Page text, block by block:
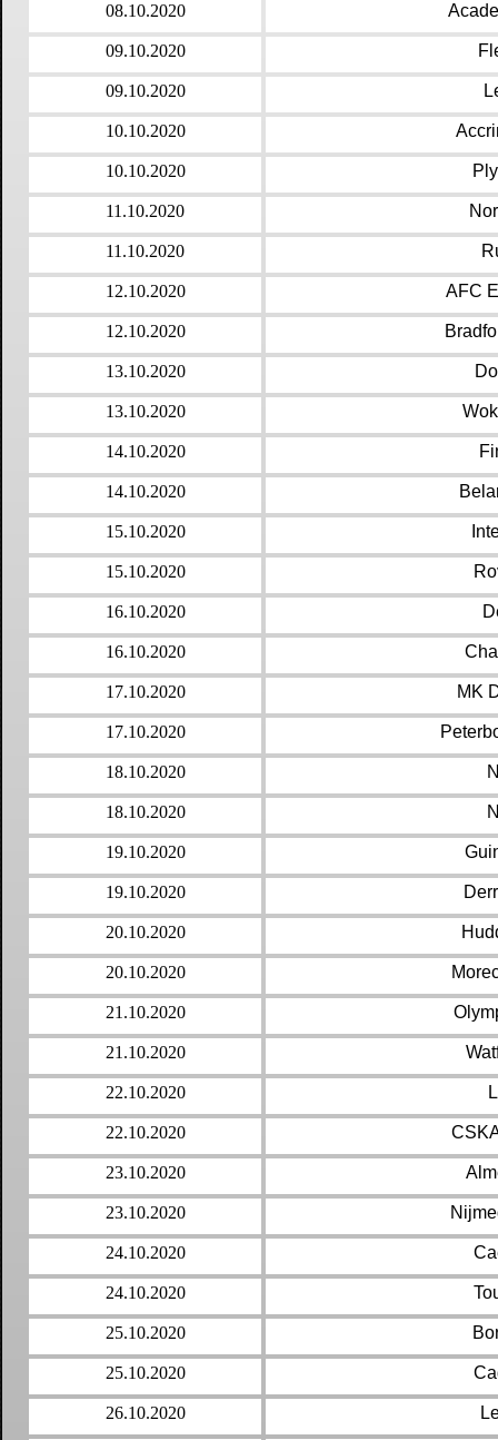
08.10.2020
09.10.2020
09.10.2020
10.10.2020
10.10.2020
11.10.2020
11.10.2020
12.10.2020 AFC
12.10.2020
13.10.2020
13.10.2020
14.10.2020
14.10.2020
15.10.2020
15.10.2020
16.10.2020
16.10.2020
17.10.2020 MK
17.10.2020
18.10.2020
18.10.2020
19.10.2020
19.10.2020
20.10.2020
20.10.2020
21.10.2020
21.10.2020
22.10.2020
22.10.2020
23.10.2020
23.10.2020
24.10.2020
24.10.2020
25.10.2020
25.10.2020
26.10.2020